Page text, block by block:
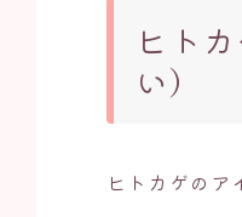
ヒト
い）
ヒトカゲの